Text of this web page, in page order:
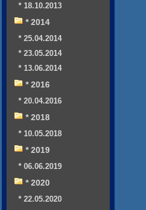
* 18.10.2013
* 2014
* 25.04.2014
* 23.05.2014
* 13.06.2014
* 2016
* 20.04.2016
* 2018
* 10.05.2018
* 2019
* 06.06.2019
* 2020
* 22.05.2020